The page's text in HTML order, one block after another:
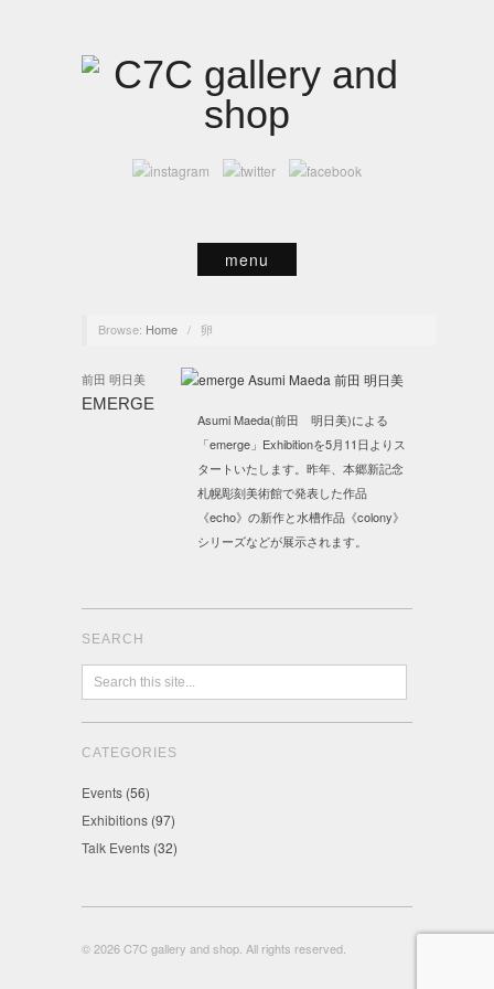
menu
Browse: Home / 卵
前田 明日美
EMERGE
Asumi Maeda(前田 明日美)による
「emerge」Exhibitionを5月11日よりス
タートいたします。昨年、本郷新記念
札幌彫刻美術館で発表した作品
《echo》の新作と水槽作品《colony》
シリーズなどが展示されます。
SEARCH
CATEGORIES
Events (56)
Exhibitions (97)
Talk Events (32)
© 2026 C7C gallery and shop. All rights reserved.